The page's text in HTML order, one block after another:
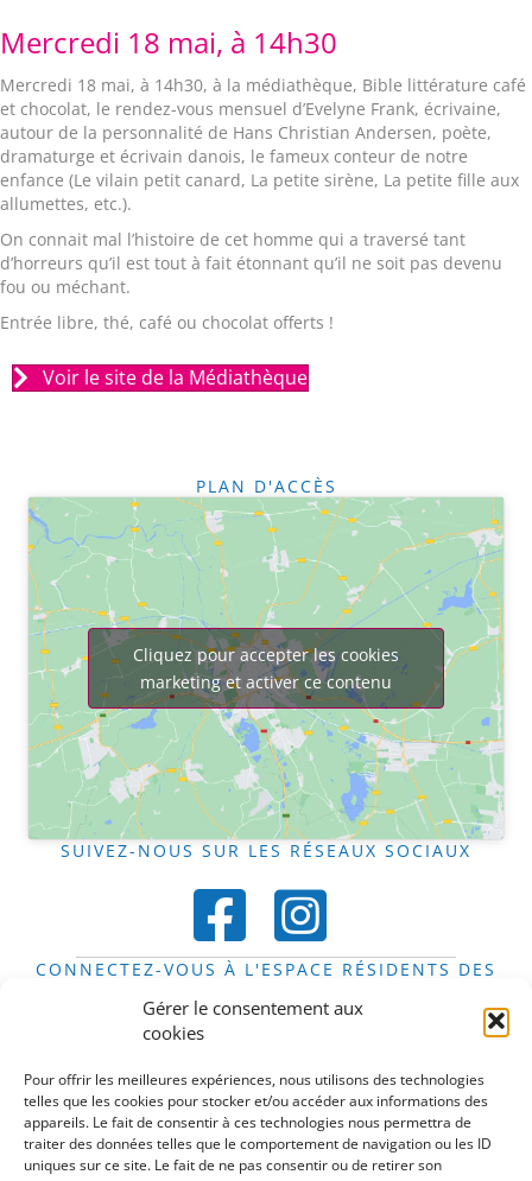
Gérer le consentement aux
cookies
Pour offrir les meilleures expériences, nous utilisons des technologies
telles que les cookies pour stocker et/ou accéder aux informations des
appareils. Le fait de consentir à ces technologies nous permettra de
traiter des données telles que le comportement de navigation ou les ID
uniques sur ce site. Le fait de ne pas consentir ou de retirer son
Mercredi 18 mai, à 14h30
Mercredi 18 mai, à 14h30, à la médiathèque, Bible littérature café
et chocolat, le rendez-vous mensuel d’Evelyne Frank, écrivaine,
autour de la personnalité de Hans Christian Andersen, poète,
dramaturge et écrivain danois, le fameux conteur de notre
enfance (Le vilain petit canard, La petite sirène, La petite fille aux
allumettes, etc.).
On connait mal l’histoire de cet homme qui a traversé tant
d’horreurs qu’il est tout à fait étonnant qu’il ne soit pas devenu
fou ou méchant.
Entrée libre, thé, café ou chocolat offerts !
Voir le site de la Médiathèque
PLAN D'ACCÈS
Cliquez pour accepter les cookies
marketing et activer ce contenu
SUIVEZ-NOUS SUR LES RÉSEAUX SOCIAUX
CONNECTEZ-VOUS À L'ESPACE RÉSIDENTS DES